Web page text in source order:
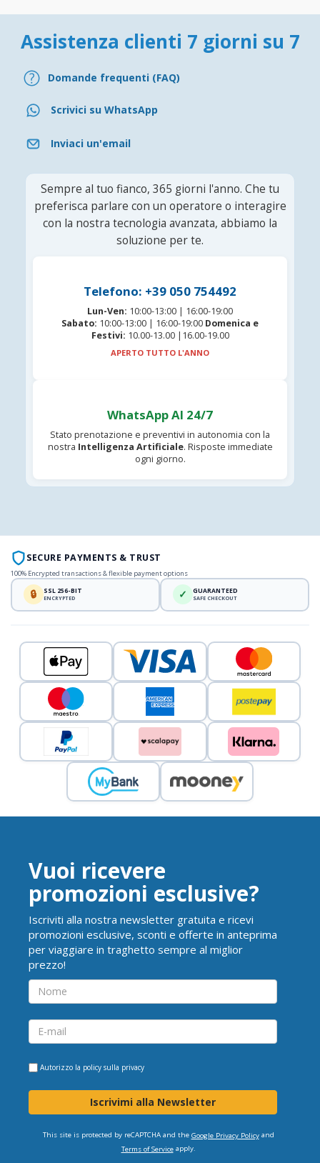
Assistenza clienti 7 giorni su 7
Domande frequenti (FAQ)
Scrivici su WhatsApp
Inviaci un'email
Sempre al tuo fianco, 365 giorni l'anno. Che tu
preferisca parlare con un operatore o interagire
con la nostra tecnologia avanzata, abbiamo la
soluzione per te.
Telefono: +39 050 754492
Lun-Ven: 10:00-13:00 | 16:00-19:00
Sabato: 10:00-13:00 | 16:00-19:00 Domenica e
Festivi: 10.00-13.00 |16.00-19.00
APERTO TUTTO L'ANNO
WhatsApp AI 24/7
Stato prenotazione e preventivi in autonomia con la
nostra Intelligenza Artificiale. Risposte immediate
ogni giorno.
SECURE PAYMENTS & TRUST
100% Encrypted transactions & flexible payment options
🔒 SSL 256-BIT
ENCRYPTED ✓ GUARANTEED
SAFE CHECKOUT
Vuoi ricevere
promozioni esclusive?
Iscriviti alla nostra newsletter gratuita e ricevi
promozioni esclusive, sconti e offerte in anteprima
per viaggiare in traghetto sempre al miglior
prezzo!
Autorizzo la policy sulla privacy
Iscrivimi alla Newsletter
This site is protected by reCAPTCHA and the Google Privacy Policyand
Terms of Serviceapply.